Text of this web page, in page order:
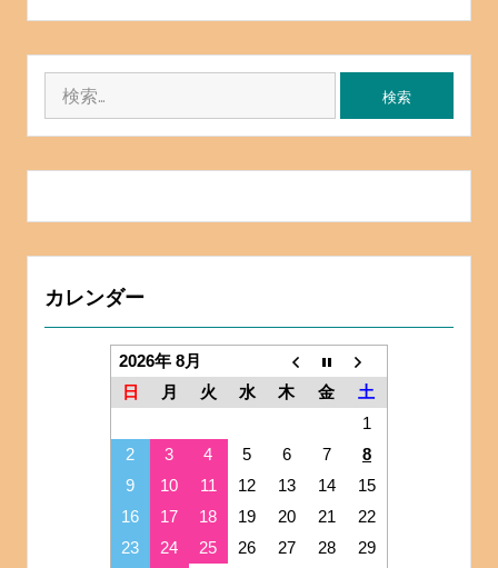
カレンダー
2026年 8月
日
月 火 水 木 金
土
1
2
3 4 5 6 7
8
9
10 11 12 13 14
15
16
17 18 19 20 21
22
23
24 25 26 27 28
29